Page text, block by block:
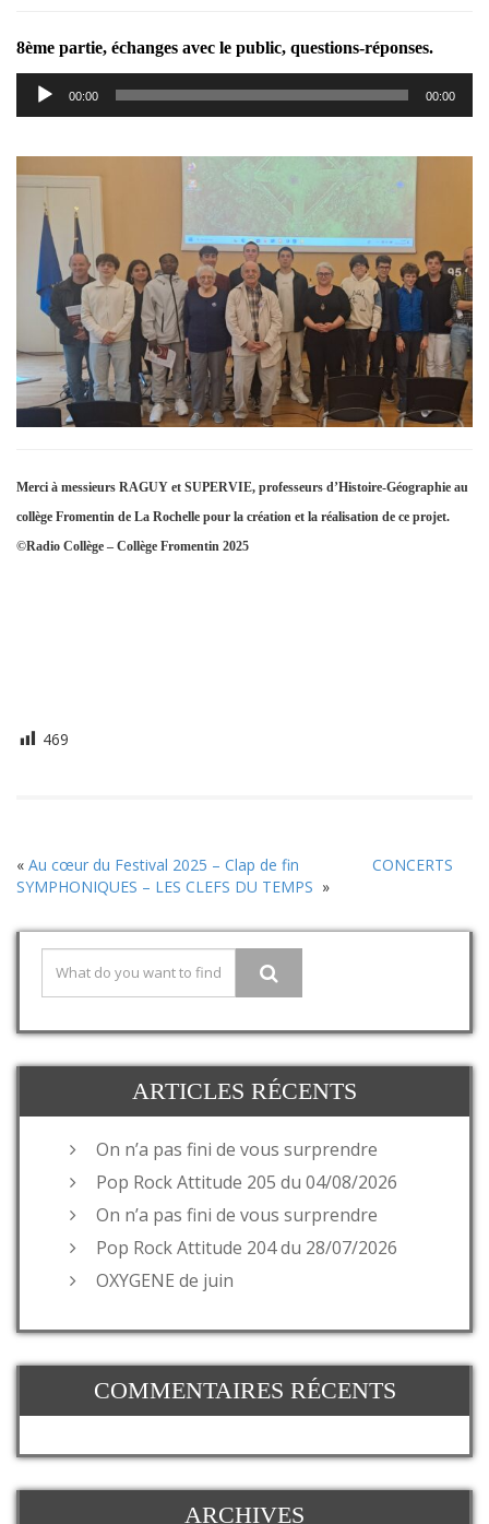
8ème partie, échanges avec le public, questions-réponses.
Lecteur
audio
00:00 00:00
Merci à messieurs RAGUY et SUPERVIE, professeurs d’Histoire-Géographie au
collège Fromentin de La Rochelle pour la création et la réalisation de ce projet.
©Radio Collège – Collège Fromentin 2025
469
« Au cœur du Festival 2025 – Clap de fin
CONCERTS
SYMPHONIQUES – LES CLEFS DU TEMPS »
ARTICLES RÉCENTS
On n’a pas fini de vous surprendre
Pop Rock Attitude 205 du 04/08/2026
On n’a pas fini de vous surprendre
Pop Rock Attitude 204 du 28/07/2026
OXYGENE de juin
COMMENTAIRES RÉCENTS
ARCHIVES